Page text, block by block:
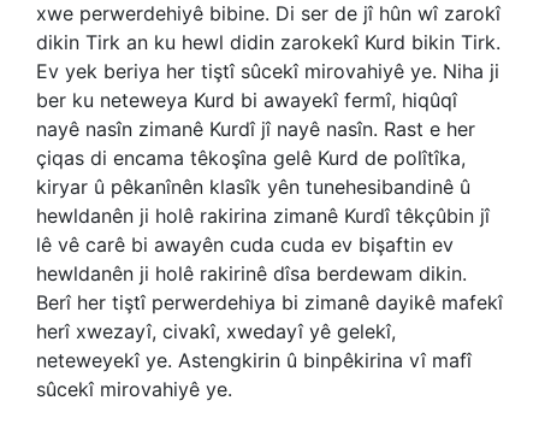
xwe perwerdehiyê bibine. Di ser de jî hûn wî zarokî
dikin Tirk an ku hewl didin zarokekî Kurd bikin Tirk.
Ev yek beriya her tiştî sûcekî mirovahiyê ye. Niha ji
ber ku neteweya Kurd bi awayekî fermî, hiqûqî
nayê nasîn zimanê Kurdî jî nayê nasîn. Rast e her
çiqas di encama têkoşîna gelê Kurd de polîtîka,
kiryar û pêkanînên klasîk yên tunehesibandinê û
hewldanên ji holê rakirina zimanê Kurdî têkçûbin jî
lê vê carê bi awayên cuda cuda ev bişaftin ev
hewldanên ji holê rakirinê dîsa berdewam dikin.
Berî her tiştî perwerdehiya bi zimanê dayikê mafekî
herî xwezayî, civakî, xwedayî yê gelekî,
neteweyekî ye. Astengkirin û binpêkirina vî mafî
sûcekî mirovahiyê ye.